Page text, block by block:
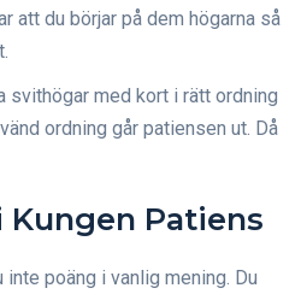
att du börjar på dem högarna så
svithögar med kort i rätt ordning
ordning går patiensen ut. Då
Kungen Patiens
poäng i vanlig mening. Du